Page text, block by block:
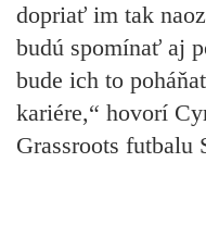
dopriať im tak
budú spomínať aj
bude ich to
kariére,“ hovorí
Grassroots futbalu